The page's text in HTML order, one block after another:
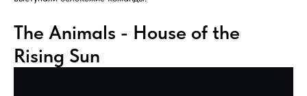
The Animals - House of the
Rising Sun